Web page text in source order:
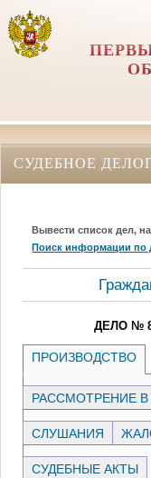
СУДЕБНОЕ
Вывести список дел,
Поиск информации по
ДЕЛО №
ПРОИЗВОДСТВО
РАССМОТРЕНИЕ
СЛУШАНИЯ
СУДЕБНЫЕ АКТЫ